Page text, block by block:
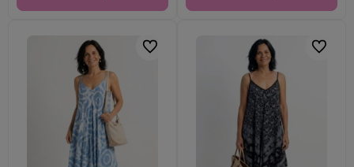
Do ulubionych Do